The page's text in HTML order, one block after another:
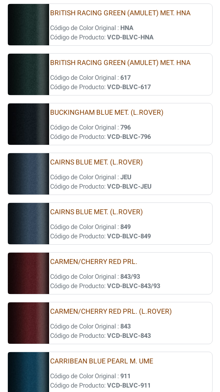
BRITISH RACING GREEN (AMULET) MET. HNA
Código de Color Original : HNA
Código de Producto: VCD-BLVC-HNA
BRITISH RACING GREEN (AMULET) MET. HNA
Código de Color Original : 617
Código de Producto: VCD-BLVC-617
BUCKINGHAM BLUE MET. (L.ROVER)
Código de Color Original : 796
Código de Producto: VCD-BLVC-796
CAIRNS BLUE MET. (L.ROVER)
Código de Color Original : JEU
Código de Producto: VCD-BLVC-JEU
CAIRNS BLUE MET. (L.ROVER)
Código de Color Original : 849
Código de Producto: VCD-BLVC-849
CARMEN/CHERRY RED PRL.
Código de Color Original : 843/93
Código de Producto: VCD-BLVC-843/93
CARMEN/CHERRY RED PRL. (L.ROVER)
Código de Color Original : 843
Código de Producto: VCD-BLVC-843
CARRIBEAN BLUE PEARL M. UME
Código de Color Original : 911
Código de Producto: VCD-BLVC-911